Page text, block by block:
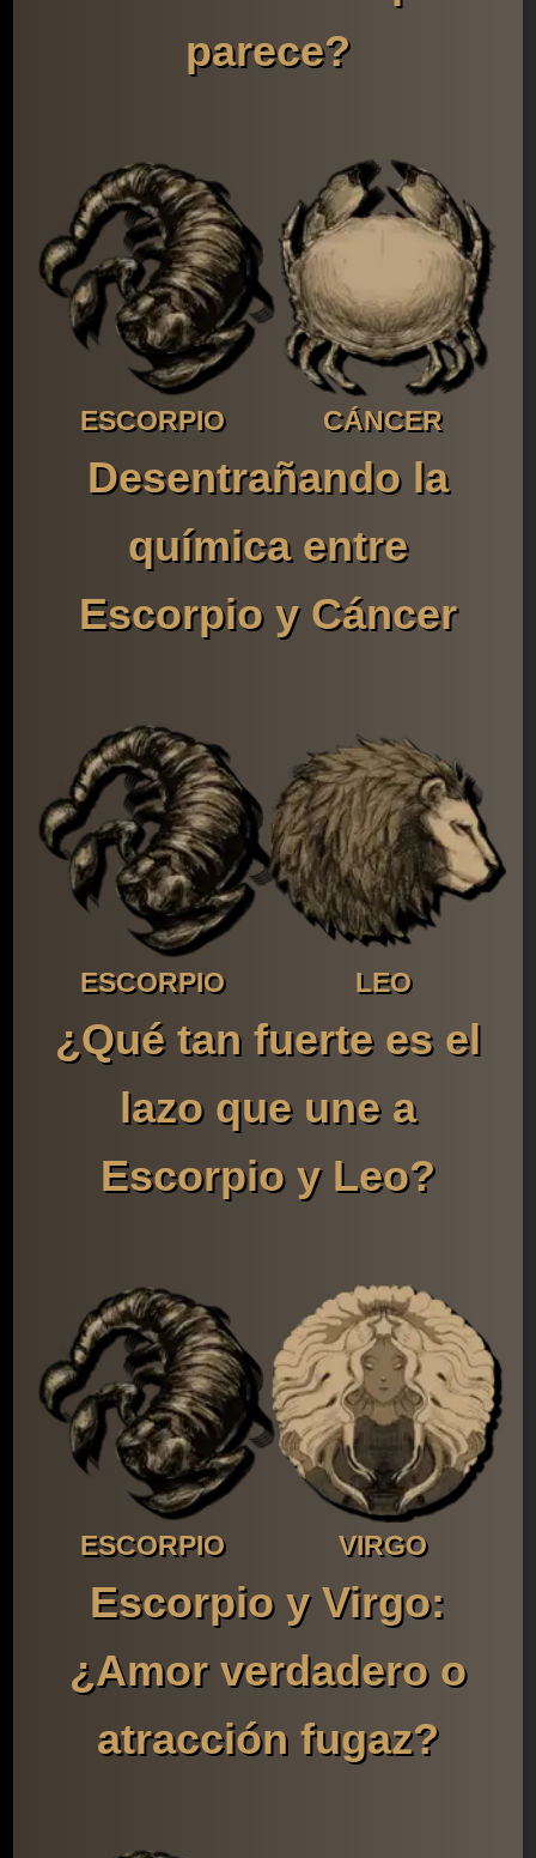
parece?
ESCORPIO CÁNCER
Desentrañando la
química entre
Escorpio y Cáncer
ESCORPIO LEO
¿Qué tan fuerte es el
lazo que une a
Escorpio y Leo?
ESCORPIO VIRGO
Escorpio y Virgo:
¿Amor verdadero o
atracción fugaz?